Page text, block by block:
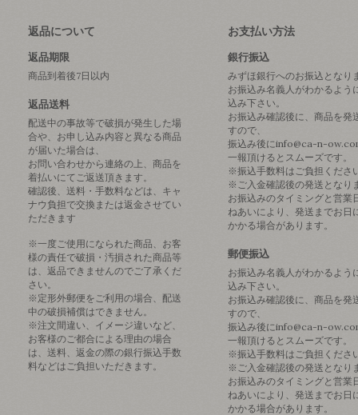
返品について
返品期限
商品到着後7日以内
返品送料
配送中の事故等で破損が発生した場
合や、お申し込み内容と異なる商品
が届いた場合は、
お問い合わせから連絡の上、商品を
着払いにてご返送頂きます。
確認後、送料・手数料などは、キャ
ナウ負担で交換または返金させてい
ただきます
※一度ご使用になられた商品、お客
様の責任で破損・汚損された商品等
は、返品できませんのでご了承くだ
さい。
※定形外郵便をご利用の場合、配送
中の破損補償はできません。
※注文間違い、イメージ違いなど、
お客様のご都合による理由の場合
は、送料、返金の際の銀行振込手数
料などはご負担いただきます。
お支払い方法
銀行振込
みずほ銀行へのお振込となり
お振込み名義人がわかるよう
込み下さい。
お振込み確認後に、商品を発
すので、
振込み後にinfo@ca-n-
一報頂けるとスムーズです。
※振込手数料はご負担くださ
※ご入金確認後の発送となり
お振込みのタイミングと営業
ねあいにより、発送までお日
かかる場合があります。
郵便振込
お振込み名義人がわかるよう
込み下さい。
お振込み確認後に、商品を発
すので、
振込み後にinfo@ca-n-
一報頂けるとスムーズです。
※振込手数料はご負担くださ
※ご入金確認後の発送となり
お振込みのタイミングと営業
ねあいにより、発送までお日
かかる場合があります。